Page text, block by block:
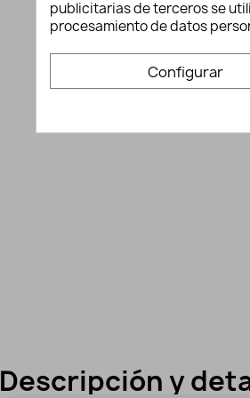
Descripción y
publicitarias de terceros se
procesamiento de datos
Configurar